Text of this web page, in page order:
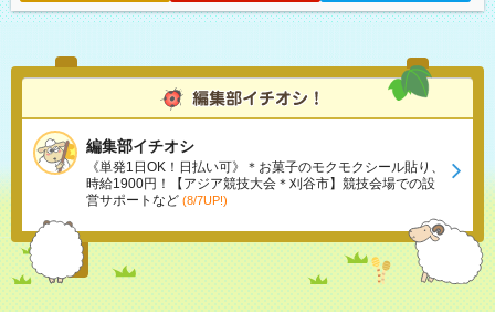
編集部イチオシ
《単発1日OK！日払い可》＊お菓子のモクモクシール貼り、
時給1900円！【アジア競技大会＊刈谷市】競技会場での設
営サポートなど (8/7UP!)